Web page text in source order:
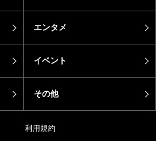
エンタメ
イベント
その他
利用規約